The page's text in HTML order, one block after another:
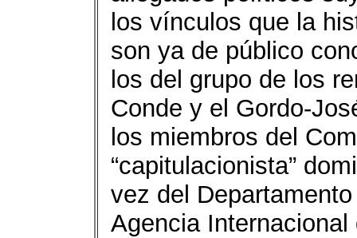
los vínculos que la
son ya de público
los del grupo de los
Conde y el Gordo-
los miembros del
“capitulacionista”
vez del
Agencia